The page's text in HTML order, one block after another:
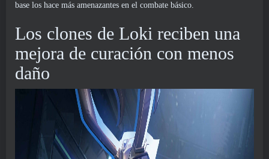
base los hace más amenazantes en el combate básico.
Los clones de Loki reciben una
mejora de curación con menos
daño